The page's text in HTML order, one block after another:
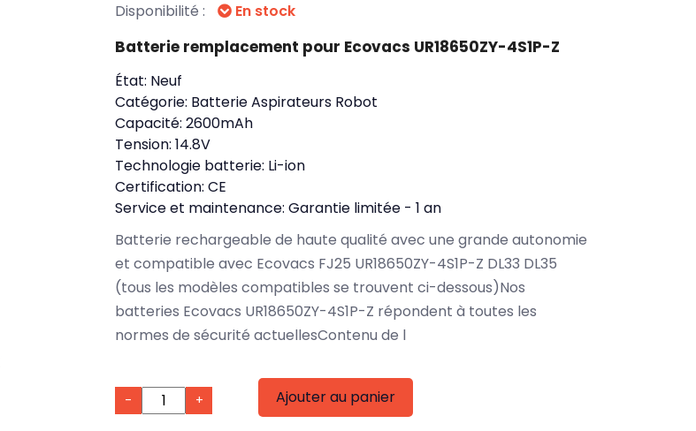
Disponibilité : En stock
Batterie remplacement pour Ecovacs UR18650ZY-4S1P-Z
État: Neuf
Catégorie: Batterie Aspirateurs Robot
Capacité: 2600mAh
Tension: 14.8V
Technologie batterie: Li-ion
Certification: CE
Service et maintenance: Garantie limitée - 1 an
Batterie rechargeable de haute qualité avec une grande autonomie
et compatible avec Ecovacs FJ25 UR18650ZY-4S1P-Z DL33 DL35
(tous les modèles compatibles se trouvent ci-dessous)Nos
batteries Ecovacs UR18650ZY-4S1P-Z répondent à toutes les
normes de sécurité actuellesContenu de l
- + Ajouter au panier